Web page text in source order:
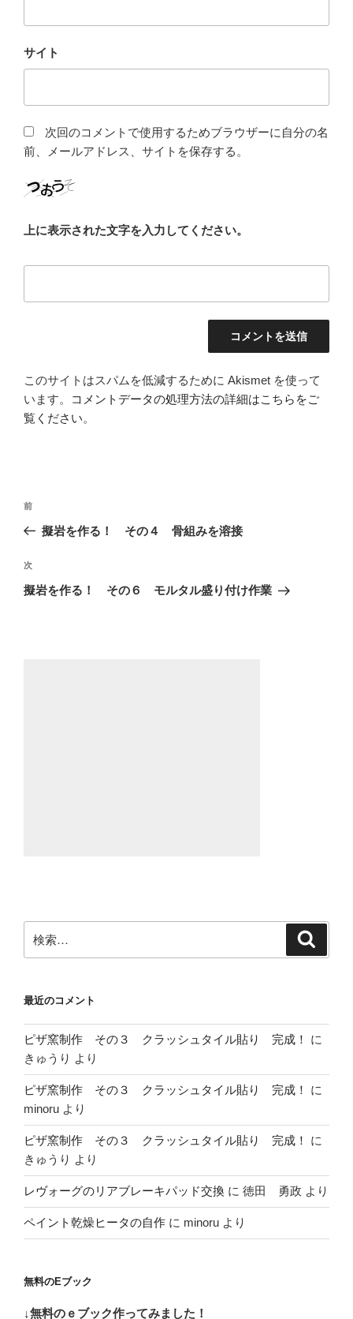
サイト
次回のコメントで使用するためブラウザーに自分の名
前、メールアドレス、サイトを保存する。
上に表示された文字を入力してください。
このサイトはスパムを低減するために Akismet を使って
います。
コメントデータの処理方法の詳細はこちらをご
覧ください。
投
ビ
ゲ
前
の
稿
前
擬岩を作る！ その４ 骨組みを溶接
次
の
次
擬岩を作る！ その６ モルタル盛り付け作業
索:
最近のコメント
ピザ窯制作 その３ クラッシュタイル貼り 完成！
に
きゅうり より
ピザ窯制作 その３ クラッシュタイル貼り 完成！
に
minoru より
ピザ窯制作 その３ クラッシュタイル貼り 完成！
に
きゅうり より
レヴォーグのリアブレーキパッド交換 に 徳田 勇政 より
ペイント乾燥ヒータの自作 に minoru より
無料のEブック
↓無料のｅブック作ってみました！